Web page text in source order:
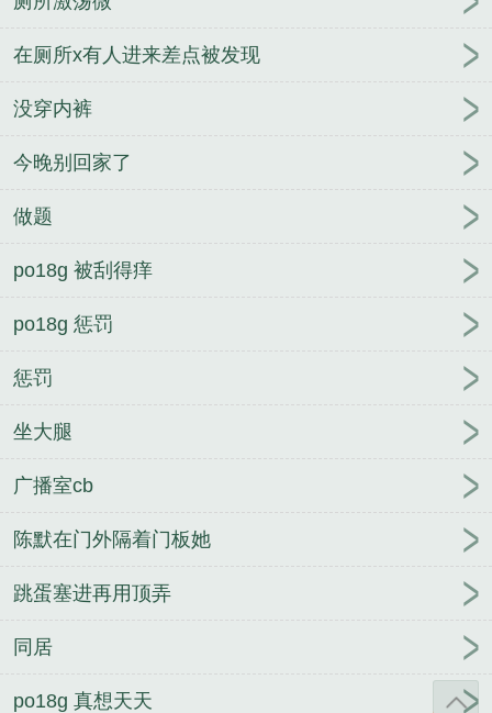
在厕所x有人进来差点被发现
没穿内裤
今晚别回家了
做题
po18g 被刮得痒
po18g 惩罚
惩罚
坐大腿
广播室cb
陈默在门外隔着门板她
跳蛋塞进再用顶弄
同居
po18g 真想天天